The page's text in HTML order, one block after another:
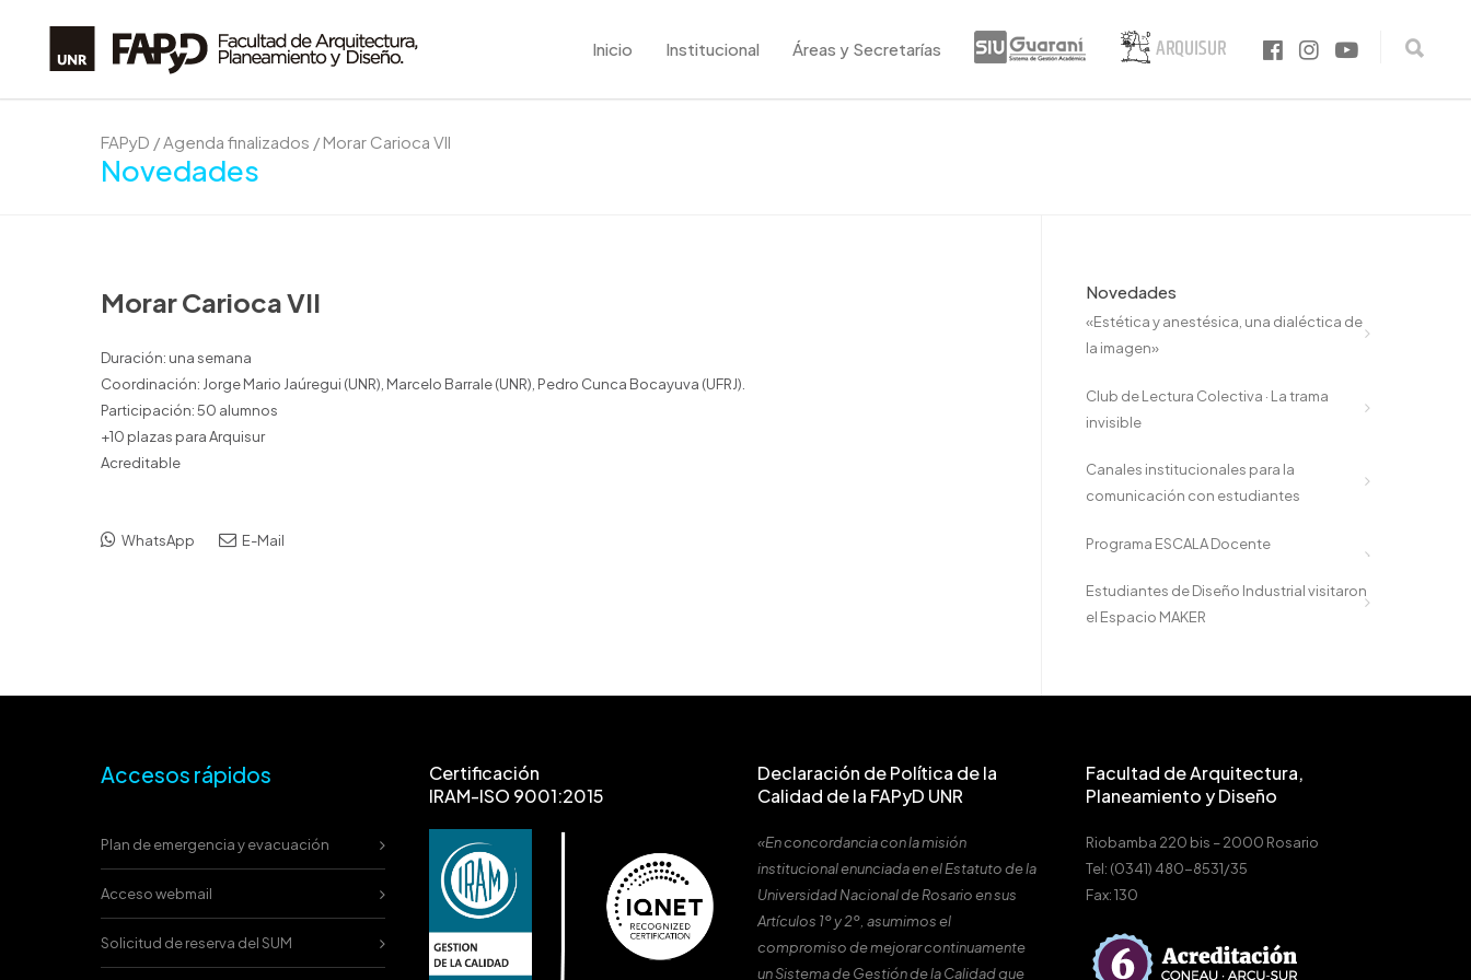
Inicio Institucional Áreas y Secretarías
FAPyD /Agenda finalizados / Morar Carioca VII
Novedades
Morar Carioca VII
Duración: una semana
Coordinación: Jorge Mario Jaúregui (UNR), Marcelo Barrale (UNR), Pedro Cunca Bocayuva (UFRJ).
Participación: 50 alumnos
+10 plazas para Arquisur
Acreditable
WhatsApp E-Mail
Novedades
«Estética y anestésica, una dialéctica de
la imagen»
Club de Lectura Colectiva · La trama
invisible
Canales institucionales para la
comunicación con estudiantes
Programa ESCALA Docente
Estudiantes de Diseño Industrial visitaron
el Espacio MAKER
Accesos rápidos
Plan de emergencia y evacuación
Acceso webmail
Solicitud de reserva del SUM
Certificación
IRAM-ISO 9001:2015
Declaración de Política de la
Calidad de la FAPyD UNR
«En concordancia con la misión
institucional enunciada en el Estatuto de la
Universidad Nacional de Rosario en sus
Artículos 1º y 2º, asumimos el
compromiso de mejorar continuamente
un Sistema de Gestión de la Calidad que
Facultad de Arquitectura,
Planeamiento y Diseño
Riobamba 220 bis – 2000 Rosario
Tel: (0341) 480-8531/35
Fax: 130